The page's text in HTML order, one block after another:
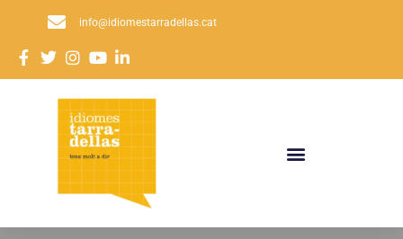
info@idiomestarradellas.cat